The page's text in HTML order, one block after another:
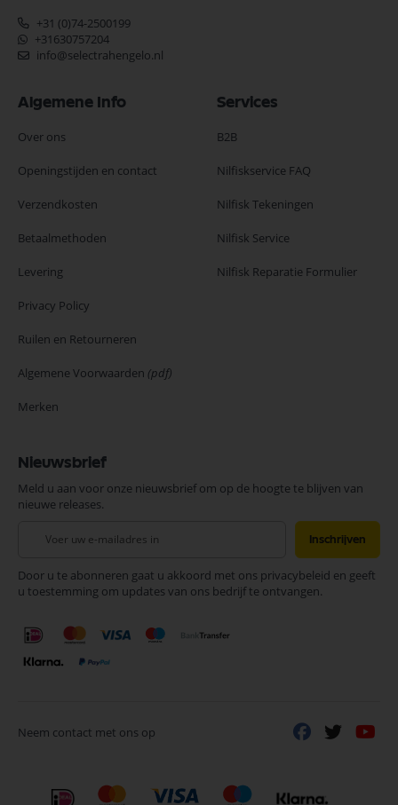
+31 (0)74-2500199
+31630757204
info@selectrahengelo.nl
Algemene Info
Over ons
Openingstijden en contact
Verzendkosten
Betaalmethoden
Levering
Privacy Policy
Ruilen en Retourneren
Algemene Voorwaarden (pdf)
Merken
Services
B2B
Nilfiskservice FAQ
Nilfisk Tekeningen
Nilfisk Service
Nilfisk Reparatie Formulier
Nieuwsbrief
Meld u aan voor onze nieuwsbrief om op de hoogte te blijven van
nieuwe releases.
onze
nieuwsbrief
Inschrijven
Door u te abonneren gaat u akkoord met ons privacybeleid en geeft
u toestemming om updates van ons bedrijf te ontvangen.
Neem contact met ons op